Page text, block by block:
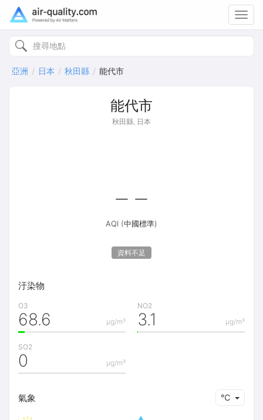
亞洲 日本 秋田縣 能代市
能代市
秋田縣, 日本
AQI (中國標準)
資料不足
--
汙染物
O3
μg/m³
68.6
NO2
μg/m³
3.1
SO2
μg/m³
0
氣象 ℃